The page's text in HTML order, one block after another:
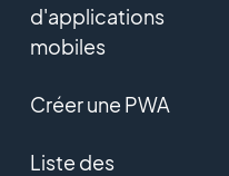
d'applications
mobiles
Créer une PWA
Liste des